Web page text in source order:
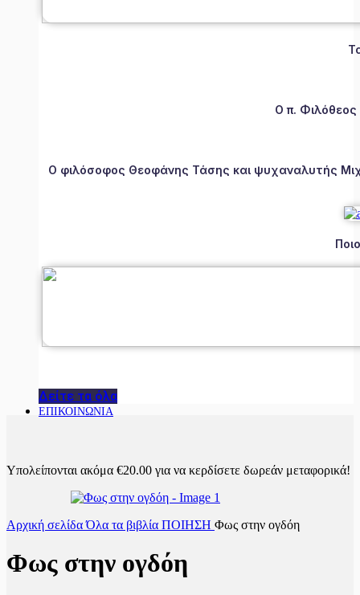
Ο π.
Ο φιλόσοφος Θεοφάνης Τάσης και ψυχαναλυτής
Δείτε τα όλα
ΕΠΙΚΟΙΝΩΝΙΑ
Υπολείπονται ακόμα €20.00 για να κερδίσετε δωρεάν μεταφορικά!
Αρχική σελίδαΌλα τα βιβλία ΠΟΙΗΣΗ Φως στην ογδόη
Φως στην ογδόη